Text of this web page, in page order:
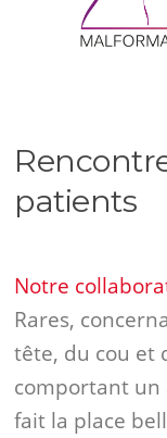
patients
Notre
Rares,
tête, du cou et
comportant un
fait la place